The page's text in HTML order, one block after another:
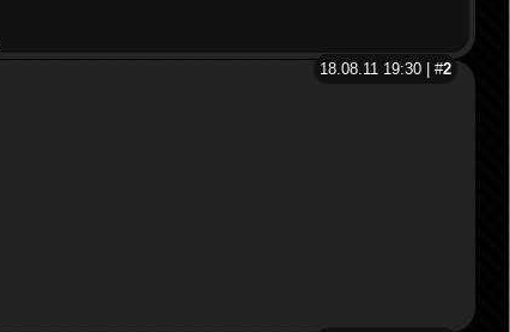
18.08.11 19:30 | #2